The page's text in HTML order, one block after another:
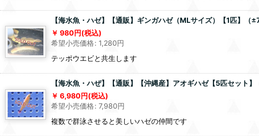
【海水魚・ハゼ】【通販】ギンガハゼ（MLサイズ）【1匹】
980円(税込)
希望小売価格: 1,280円
テッポウエビと共生します
【海水魚・ハぜ】【通販】【沖縄産】アオギハゼ【5匹セット
6,980円(税込)
希望小売価格: 7,980円
複数で群泳させると美しいハゼの仲間です